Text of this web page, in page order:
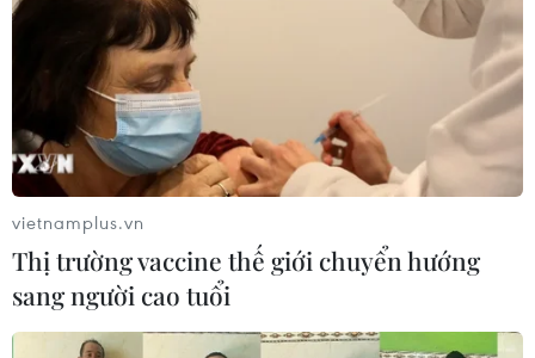
Olympic UAE tuyên bố quyết đấu Olympic
vietnamplus.vn
Thị trường vaccine thế giới chuyển hướng
sang người cao tuổi